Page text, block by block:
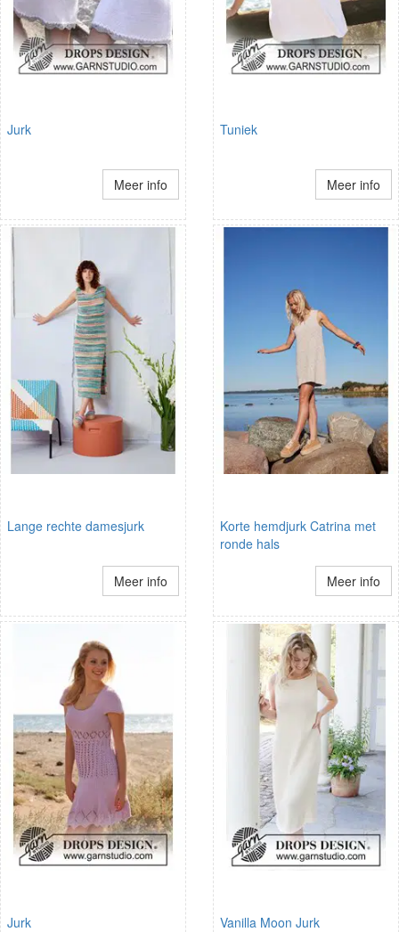
Jurk
Meer info
Tuniek
Meer info
Lange rechte damesjurk
Meer info
Korte hemdjurk Catrina met
ronde hals
Meer info
Jurk Vanilla Moon Jurk